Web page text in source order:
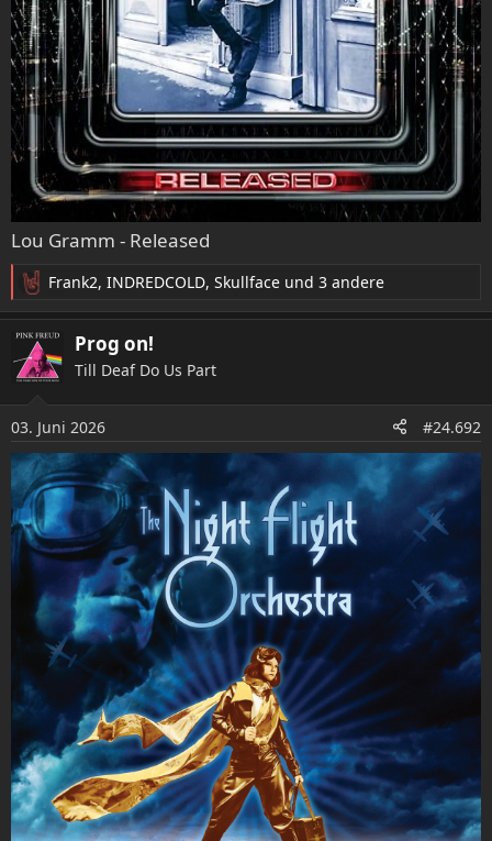
Lou Gramm - Released
R
e
a
k
t
n
e
n
:
Frank2, INDREDCOLD, Skullface und 3 andere
Prog on!
Till Deaf Do Us Part
03. Juni 2026 #24.692